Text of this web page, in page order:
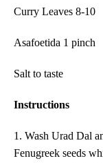
Curry Leaves 8-10
Asafoetida 1 pinch
Salt to taste
Instructions
1. Wash Urad Dal
Fenugreek seeds